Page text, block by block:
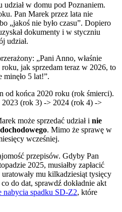
udział w domu pod Poznaniem.
Pan Marek przez lata nie
„jakoś nie było czasu”. Dopiero
dokumenty i w styczniu
udział.
„Pani Anno, właśnie
roku, jak sprzedam teraz w 2026, to
minęło 5 lat!”.
od końca 2020 roku (rok śmierci).
(rok 3) -> 2024 (rok 4) ->
może sprzedać udział i nie
. Mimo że sprawę w
wcześniej.
przepisów. Gdyby Pan
2025, musiałby zapłacić
mu kilkadziesiąt tysięcy
do dat, sprawdź dokładnie akt
nabycia spadku SD-Z2, które